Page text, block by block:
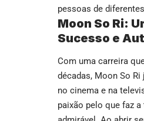
pessoas de
Moon So Ri:
Sucesso e
Com uma carreira
décadas, Moon So
no cinema e na
paixão pelo que faz